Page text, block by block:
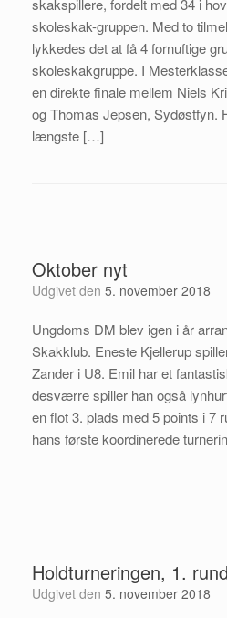
skakspillere, fordelt med 34 i
skoleskak-gruppen. Med to
lykkedes det at få 4 fornuftige
skoleskakgruppe. I
en direkte finale mellem Niels
og Thomas Jepsen, Sydøstfyn.
længste […]
Oktober nyt
Udgivet den 5. november 2018
Ungdoms DM blev igen i år
Skakklub. Eneste Kjellerup
Zander i U8. Emil har et
desværre spiller han også
en flot 3. plads med 5 points i 7
hans første koordinerede
Holdturneringen, 1.
Udgivet den 5. november 2018